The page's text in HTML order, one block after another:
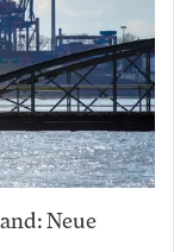
Neue